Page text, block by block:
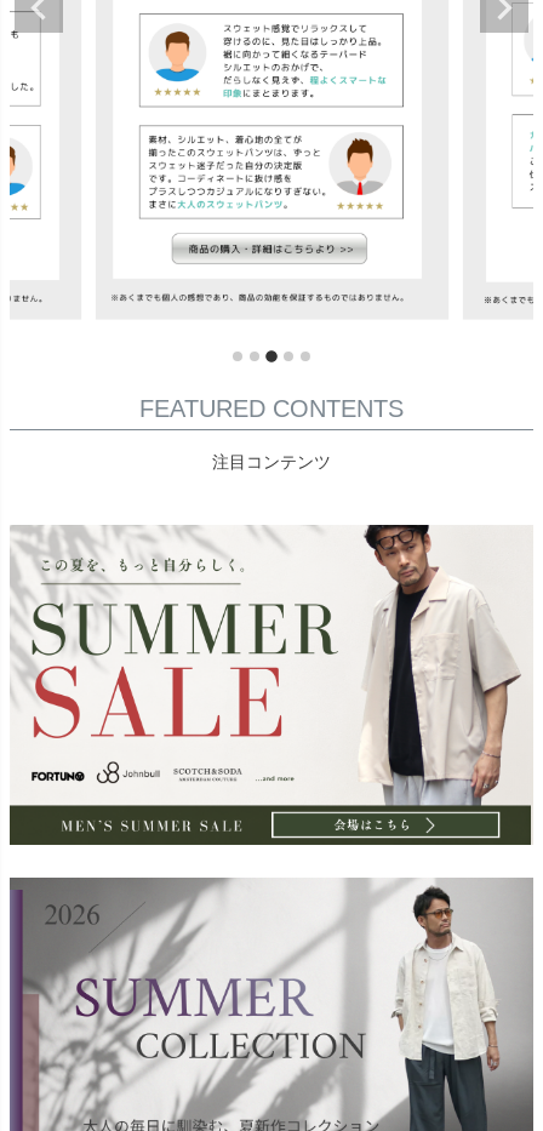
FEATURED CONTENTS
注目コンテンツ